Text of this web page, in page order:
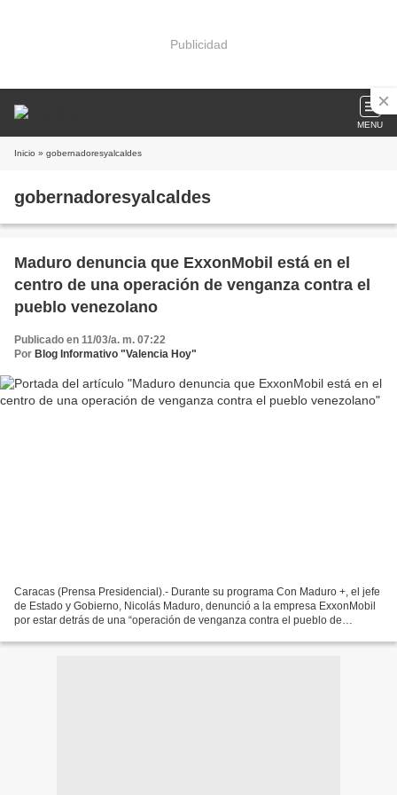
Publicidad
MENU
Inicio » gobernadoresyalcaldes
gobernadoresyalcaldes
Maduro denuncia que ExxonMobil está en el
centro de una operación de venganza contra el
pueblo venezolano
Publicado en 11/03/a. m. 07:22
Por Blog Informativo "Valencia Hoy"
Caracas (Prensa Presidencial).- Durante su programa Con Maduro +, el jefe
de Estado y Gobierno, Nicolás Maduro, denunció a la empresa ExxonMobil
por estar detrás de una “operación de venganza contra el pueblo de